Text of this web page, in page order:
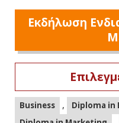
Εκδήλωση
Business , Diploma in